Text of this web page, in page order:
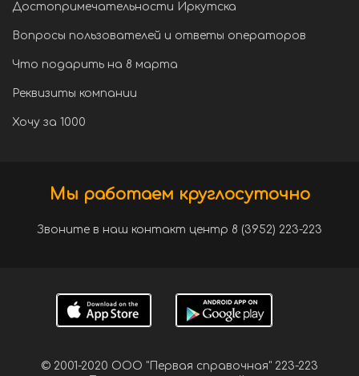
Достопримечательности Иркутска
Вопросы пользователей и ответы операторов
Что подарить на 8 марта
Реквизиты компании
Хочу за 1000
Мы работаем круглосуточно
Звоните в наш контакт центр 8 (3952) 223-223
© 2001-2020 ООО "Первая справочная" 223-223